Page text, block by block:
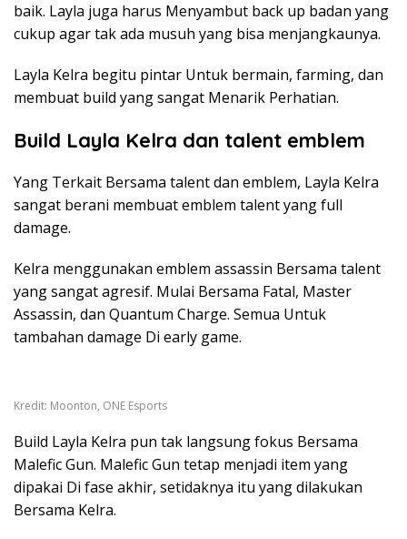
baik. Layla juga harus Menyambut back up badan yang
cukup agar tak ada musuh yang bisa menjangkaunya.
Layla Kelra begitu pintar Untuk bermain, farming, dan
membuat build yang sangat Menarik Perhatian.
Build Layla Kelra dan talent emblem
Yang Terkait Bersama talent dan emblem, Layla Kelra
sangat berani membuat emblem talent yang full
damage.
Kelra menggunakan emblem assassin Bersama talent
yang sangat agresif. Mulai Bersama Fatal, Master
Assassin, dan Quantum Charge. Semua Untuk
tambahan damage Di early game.
Kredit: Moonton, ONE Esports
Build Layla Kelra pun tak langsung fokus Bersama
Malefic Gun. Malefic Gun tetap menjadi item yang
dipakai Di fase akhir, setidaknya itu yang dilakukan
Bersama Kelra.